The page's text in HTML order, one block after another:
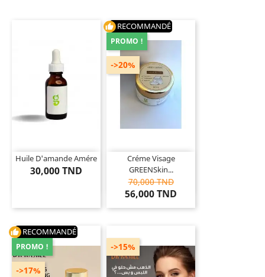
Huile D'amande Amére
30,000 TND
thumb_up RECOMMANDÉ
Créme Visage
GREENSkin...
70,000 TND
56,000 TND
PROMO !
->20%
thumb_up RECOMMANDÉ
->17%
PROMO ! ->15%